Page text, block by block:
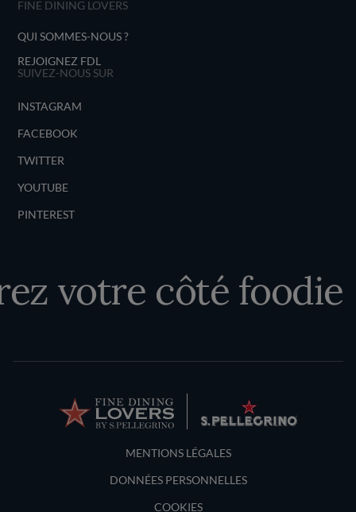
FINE DINING LOVERS
QUI SOMMES-NOUS ?
REJOIGNEZ FDL
SUIVEZ-NOUS SUR
INSTAGRAM
FACEBOOK
TWITTER
YOUTUBE
PINTEREST
votre côté foodie
Terms and Conditions
MENTIONS LÉGALES
DONNÉES PERSONNELLES
COOKIES